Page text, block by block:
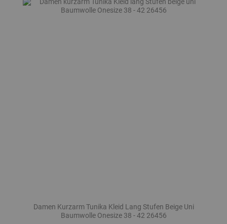
Damen Kurzarm Tunika Kleid Lang Stufen Beige Uni
Baumwolle Onesize 38 - 42 26456